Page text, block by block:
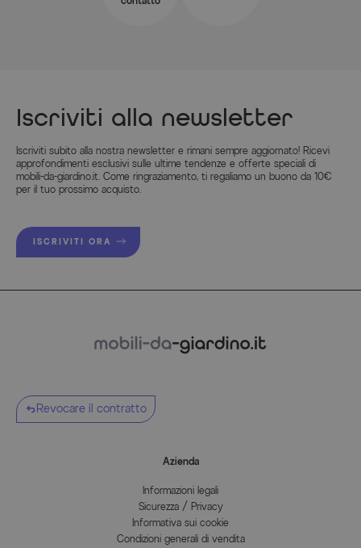
Iscriviti alla newsletter
Iscriviti subito alla nostra newsletter e rimani sempre aggiornato! Ricevi
approfondimenti esclusivi sulle ultime tendenze e offerte speciali di
mobili-da-giardino.it. Come ringraziamento, ti regaliamo un buono da 10€
per il tuo prossimo acquisto.
ISCRIVITI ORA
Revocare il contratto
Azienda
Informazioni legali
Sicurezza / Privacy
Informativa sui cookie
Condizioni generali di vendita